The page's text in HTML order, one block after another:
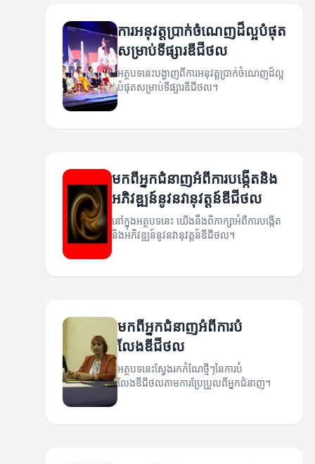
ការអនុវត្តប្រាក់ចំណេញដ៏ល្អបំផុត
សម្រាប់ទីផ្សារឌីជីថល
អត្ថបទនេះបង្ហាញពីការអនុវត្តប្រាក់ចំណេញដ៏ល្អ
បំផុតសម្រាប់ទីផ្សារឌីជីថល។
មកពីអ្នកជំនាញអំពីការបង្កើតនិង
អភិវឌ្ឍន៍នូវនវានុវត្តន៍ឌីជីថល
នៅក្នុងអត្ថបទនេះ យើងនឹងពិភាក្សាអំពីការបង្កើត
និងអភិវឌ្ឍន៍នូវនវានុវត្តន៍ឌីជីថល។
មកពីអ្នកជំនាញអំពីការបំ
លែងឌីជីថល
អត្ថបទនេះស្វែងរកកំណែថ្មីៗនៃការបំ
លែងឌីជីថលតាមការប្រែប្រួលពីអ្នកជំនាញ។